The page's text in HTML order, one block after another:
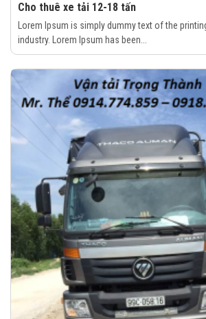
Cho thuê xe tải 12-18 tấn
Lorem Ipsum is simply dummy text of the
industry. Lorem Ipsum has been...